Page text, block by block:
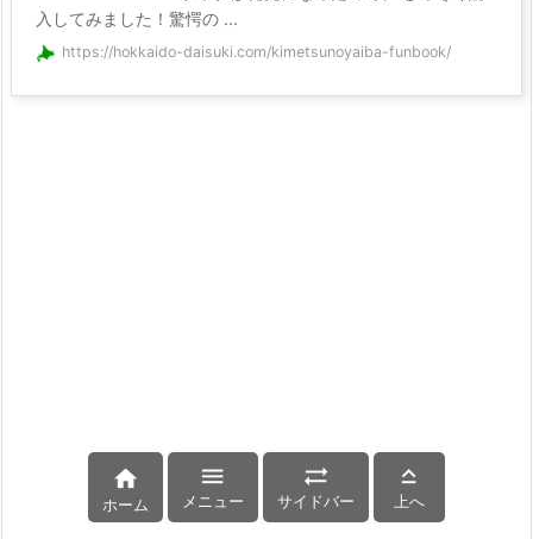
入してみました！驚愕の ...
https://hokkaido-daisuki.com/kimetsunoyaiba-funbook/

ホーム

メニュー

サイドバー

上へ